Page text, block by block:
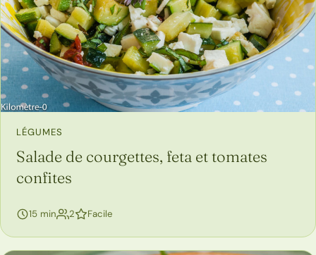
LÉGUMES
Salade de courgettes, feta et tomates
confites
15 min 2personnes
Facile